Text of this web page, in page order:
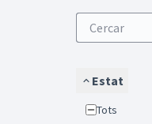
Estat
Tots